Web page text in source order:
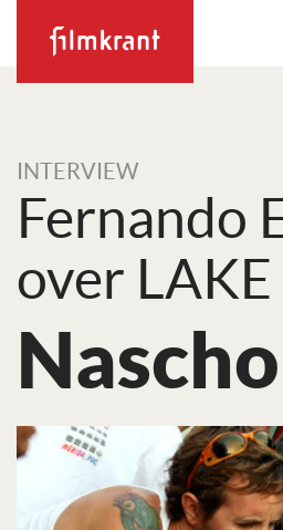
INTERVIEW
Fernando
over